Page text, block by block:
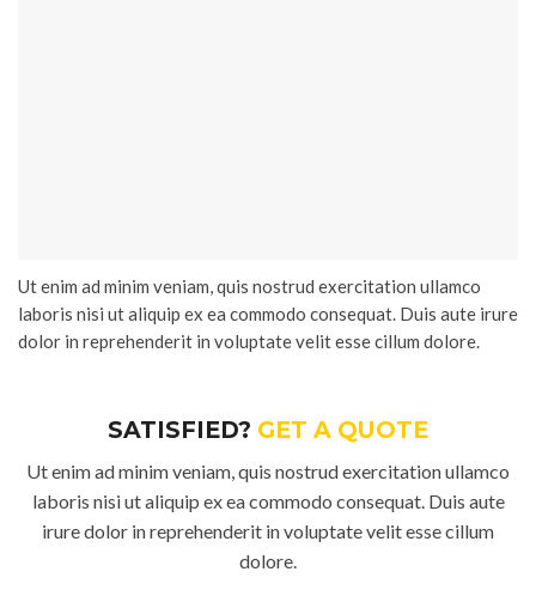
Ut enim ad minim veniam, quis nostrud exercitation ullamco
laboris nisi ut aliquip ex ea commodo consequat. Duis aute irure
dolor in reprehenderit in voluptate velit esse cillum dolore.
SATISFIED? GET A QUOTE
Ut enim ad minim veniam, quis nostrud exercitation ullamco
laboris nisi ut aliquip ex ea commodo consequat. Duis aute
irure dolor in reprehenderit in voluptate velit esse cillum
dolore.